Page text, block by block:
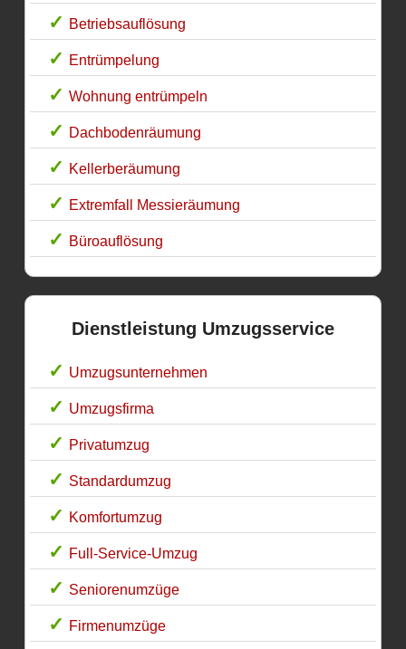
Betriebsauflösung
Entrümpelung
Wohnung entrümpeln
Dachbodenräumung
Kellerberäumung
Extremfall Messieräumung
Büroauflösung
Dienstleistung Umzugsservice
Umzugsunternehmen
Umzugsfirma
Privatumzug
Standardumzug
Komfortumzug
Full-Service-Umzug
Seniorenumzüge
Firmenumzüge